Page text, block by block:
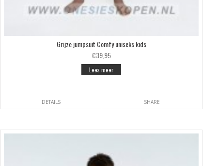
Grijze jumpsuit Comfy uniseks kids
€39,95
Lees meer
DETAILS SHARE